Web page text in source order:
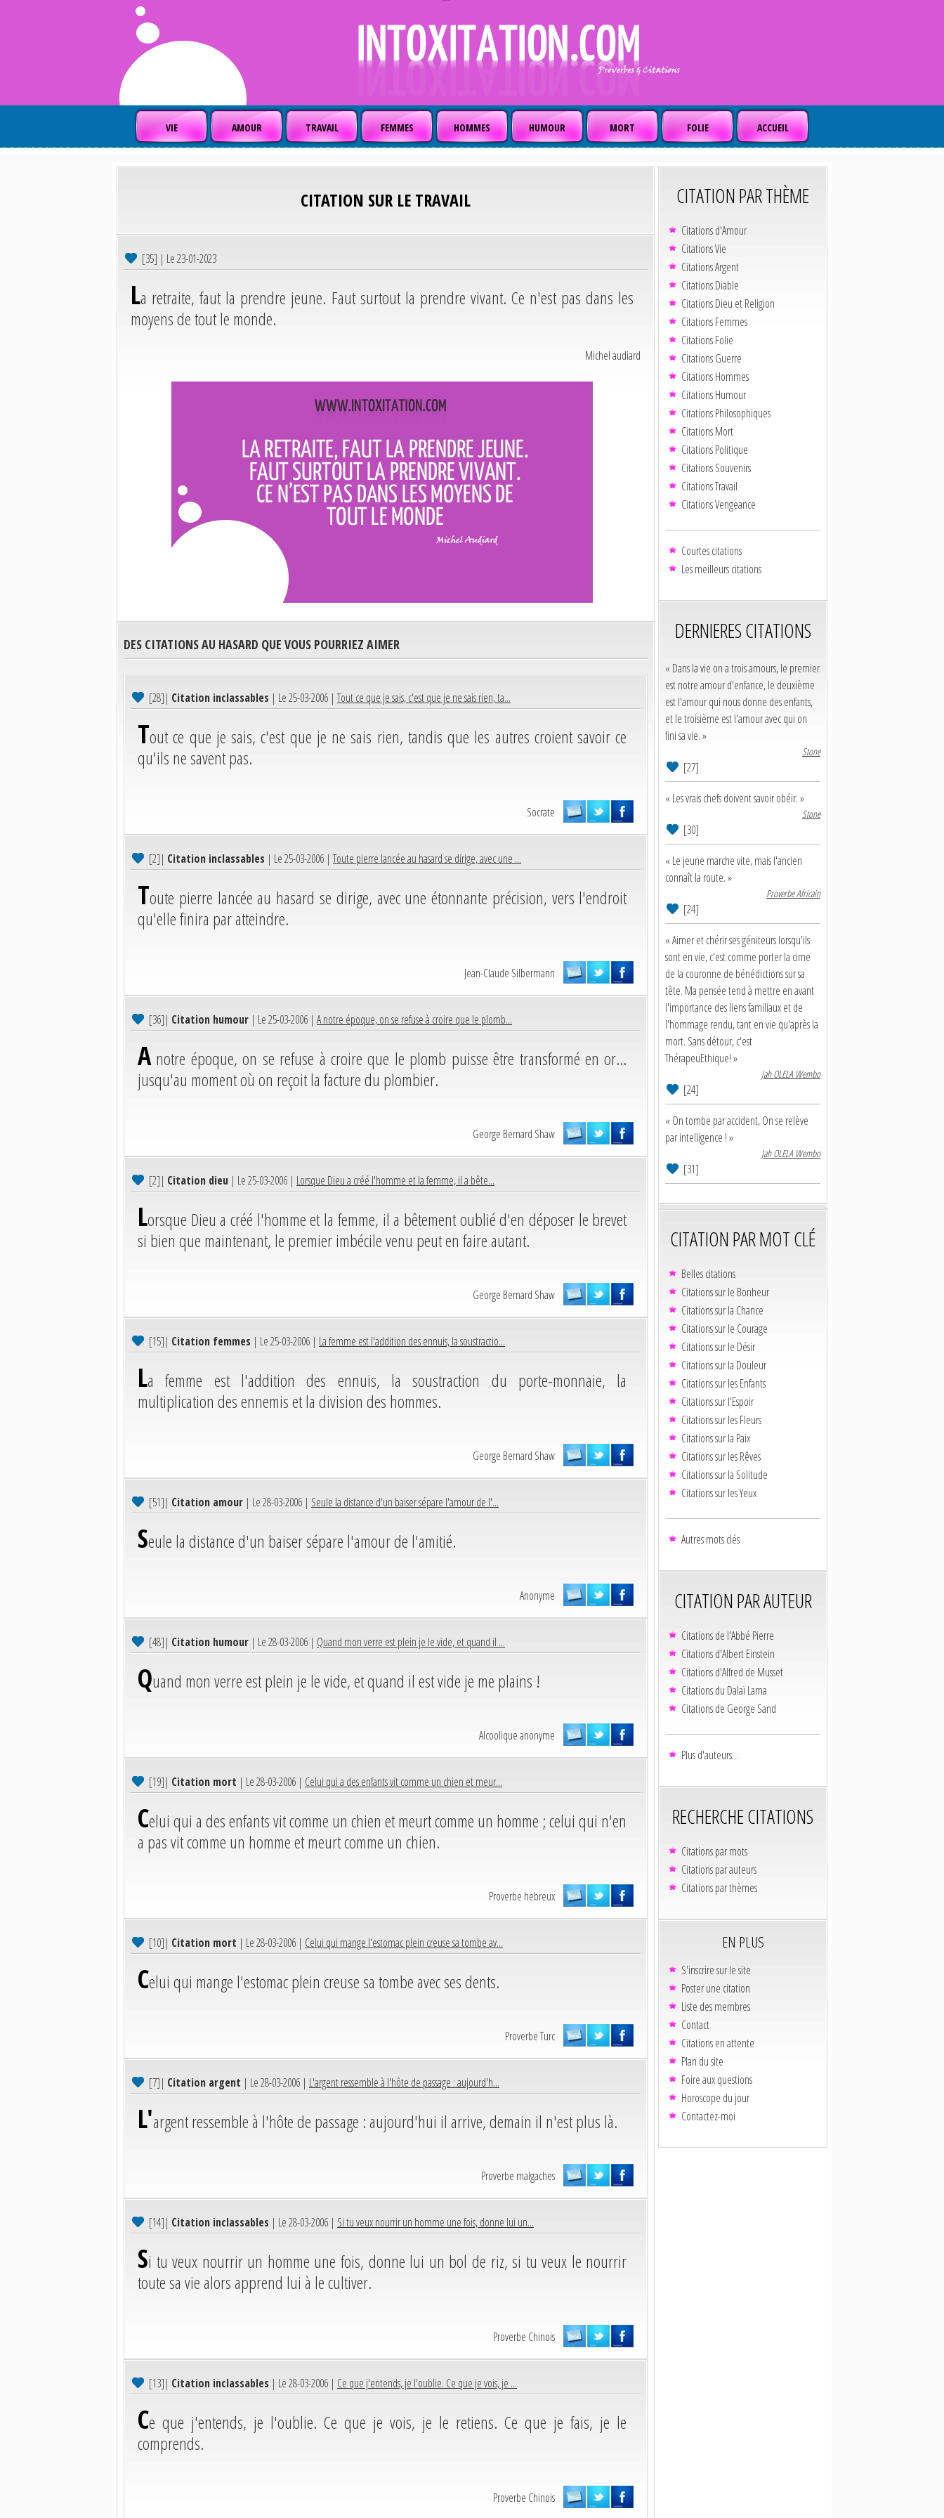
VIE AMOUR TRAVAIL FEMMES HOMMES HUMOUR MORT FOLIE ACCUEIL
CITATION SUR LE TRAVAIL
[35] | Le 23-01-2023
La retraite, faut la prendre jeune. Faut surtout la prendre vivant. Ce n'est pas dans les
moyens de tout le monde.
Michel audiard
DES CITATIONS AU HASARD QUE VOUS POURRIEZ AIMER
[28]| Citation inclassables | Le 25-03-2006 |Tout ce que je sais, c'est que je ne sais rien, ta...
Tout ce que je sais, c'est que je ne sais rien, tandis que les autres croient savoir ce
qu'ils ne savent pas.
Socrate
[2]| Citation inclassables | Le 25-03-2006 |Toute pierre lancée au hasard se dirige, avec une ...
Toute pierre lancée au hasard se dirige, avec une étonnante précision, vers l'endroit
qu'elle finira par atteindre.
Jean-Claude Silbermann
[36]| Citation humour | Le 25-03-2006 | A notre époque, on se refuse à croire que le plomb...
Anotre époque, on se refuse à croire que le plomb puisse être transformé en or...
jusqu'au moment où on reçoit la facture du plombier.
George Bernard Shaw
[2]| Citation dieu | Le 25-03-2006 | Lorsque Dieu a créé l'homme et la femme, il a bête...
Lorsque Dieu a créé l'homme et la femme, il a bêtement oublié d'en déposer le brevet
si bien que maintenant, le premier imbécile venu peut en faire autant.
George Bernard Shaw
[15]| Citation femmes | Le 25-03-2006 | La femme est l'addition des ennuis, la soustractio...
La femme est l'addition des ennuis, la soustraction du porte-monnaie, la
multiplication des ennemis et la division des hommes.
George Bernard Shaw
[51]| Citation amour | Le 28-03-2006 | Seule la distance d'un baiser sépare l'amour de l'...
Seule la distance d'un baiser sépare l'amour de l'amitié.
Anonyme
[48]| Citation humour | Le 28-03-2006 | Quand mon verre est plein je le vide, et quand il ...
Quand mon verre est plein je le vide, et quand il est vide je me plains !
Alcoolique anonyme
[19]| Citation mort | Le 28-03-2006 | Celui qui a des enfants vit comme un chien et meur...
Celui qui a des enfants vit comme un chien et meurt comme un homme ; celui qui n'en
a pas vit comme un homme et meurt comme un chien.
Proverbe hebreux
[10]| Citation mort | Le 28-03-2006 | Celui qui mange l'estomac plein creuse sa tombe av...
Celui qui mange l'estomac plein creuse sa tombe avec ses dents.
Proverbe Turc
[7]| Citation argent | Le 28-03-2006 | L'argent ressemble à l'hôte de passage : aujourd'h...
L'argent ressemble à l'hôte de passage : aujourd'hui il arrive, demain il n'est plus là.
Proverbe malgaches
[14]| Citation inclassables | Le 28-03-2006 | Si tu veux nourrir un homme une fois, donne lui un...
Si tu veux nourrir un homme une fois, donne lui un bol de riz, si tu veux le nourrir
toute sa vie alors apprend lui à le cultiver.
Proverbe Chinois
[13]| Citation inclassables | Le 28-03-2006 | Ce que j'entends, je l'oublie. Ce que je vois, je ...
Ce que j'entends, je l'oublie. Ce que je vois, je le retiens. Ce que je fais, je le
comprends.
Proverbe Chinois
CITATION PAR THÈME
Citations d'Amour
Citations Vie
Citations Argent
Citations Diable
Citations Dieu et Religion
Citations Femmes
Citations Folie
Citations Guerre
Citations Hommes
Citations Humour
Citations Philosophiques
Citations Mort
Citations Politique
Citations Souvenirs
Citations Travail
Citations Vengeance
Courtes citations
Les meilleurs citations
DERNIERES CITATIONS
« Dans la vie on a trois amours, le premier
est notre amour d'enfance, le deuxième
est l'amour qui nous donne des enfants,
et le troisième est l'amour avec qui on
fini sa vie. »
Stone
[27]
« Les vrais chefs doivent savoir obéir. »
Stone
[30]
« Le jeune marche vite, mais l'ancien
connaît la route. »
Proverbe Africain
[24]
« Aimer et chérir ses géniteurs lorsqu'ils
sont en vie, c'est comme porter la cime
de la couronne de bénédictions sur sa
tête. Ma pensée tend à mettre en avant
l'importance des liens familiaux et de
l'hommage rendu, tant en vie qu'après la
mort. Sans détour, c'est
ThérapeuEthique! »
Jah OLELA Wembo
[24]
« On tombe par accident, On se relève
par intelligence ! »
Jah OLELA Wembo
[31]
CITATION PAR MOT CLÉ
Belles citations
Citations sur le Bonheur
Citations sur la Chance
Citations sur le Courage
Citations sur le Désir
Citations sur la Douleur
Citations sur les Enfants
Citations sur l'Espoir
Citations sur les Fleurs
Citations sur la Paix
Citations sur les Rêves
Citations sur la Solitude
Citations sur les Yeux
Autres mots clés
CITATION PAR AUTEUR
Citations de l'Abbé Pierre
Citations d'Albert Einstein
Citations d'Alfred de Musset
Citations du Dalaï Lama
Citations de George Sand
Plus d'auteurs...
RECHERCHE CITATIONS
Citations par mots
Citations par auteurs
Citations par thèmes
EN PLUS
S'inscrire sur le site
Poster une citation
Liste des membres
Contact
Citations en attente
Plan du site
Foire aux questions
Horoscope du jour
Contactez-moi